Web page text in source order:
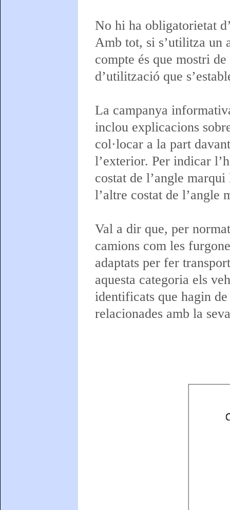
No hi ha obligatorietat
Amb tot, si s’utilitza un
compte és que mostri
d’utilització que
La campanya
inclou explicacions
col·locar a la part
l’exterior. Per indicar
costat de l’angle
l’altre costat de l’angle
Val a dir que, per
camions com les
adaptats per fer
aquesta categoria els
identificats que hagin
relacionades amb la